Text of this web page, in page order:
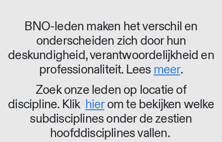
BNO-leden maken het verschil en
onderscheiden zich door hun
deskundigheid, verantwoordelijkheid en
professionaliteit. Lees meer.
Zoek onze leden op locatie of
discipline. Klik hierom te bekijken welke
subdisciplines onder de zestien
hoofddisciplines vallen.